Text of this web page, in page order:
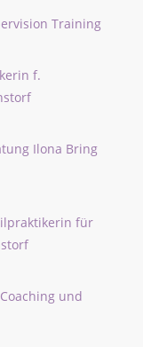
Training
f.
Ilona Bring
für
und